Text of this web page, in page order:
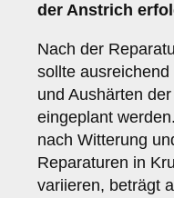
der Anstrich
Nach der
sollte
und Aushärten
eingeplant
nach Witterung
Reparaturen in
variieren, beträgt